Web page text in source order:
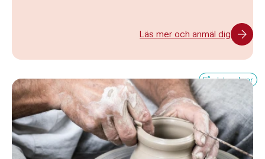
Läs mer och anmäl dig
Få platser kvar